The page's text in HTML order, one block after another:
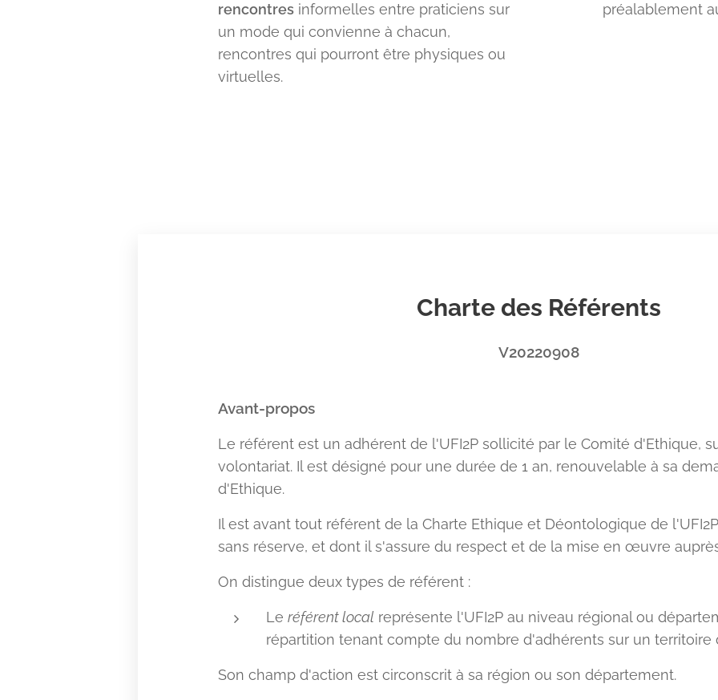
rencontres informelles entre praticiens sur
un mode qui convienne à chacun,
rencontres qui pourront être physiques ou
virtuelles.
préalablement
Charte des Référents
V20220908
Avant-propos
Le référent est un adhérent de l'UFI2P sollicité par le Comité d'Ethique,
volontariat. Il est désigné pour une durée de 1 an, renouvelable à sa
d'Ethique.
Il est avant tout référent de la Charte Ethique et Déontologique de
sans réserve, et dont il s'assure du respect et de la mise en œuvre
On distingue deux types de référent :
Le référent local représente l'UFI2P au niveau régional ou
répartition tenant compte du nombre d'adhérents sur un territoire
Son champ d'action est circonscrit à sa région ou son département.